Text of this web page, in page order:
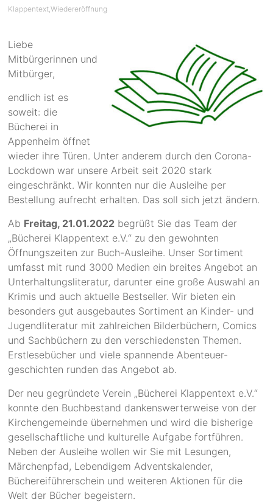
Klappentext ,Wiedereröffnung
Liebe
Mitbürgerinnen und
Mitbürger,
endlich ist es
soweit: die
Bücherei in
Appenheim öffnet
wieder ihre Türen. Unter anderem durch den Corona-
Lockdown war unsere Arbeit seit 2020 stark
eingeschränkt. Wir konnten nur die Ausleihe per
Bestellung aufrecht erhalten. Das soll sich jetzt ändern.
Ab Freitag, 21.01.2022 begrüßt Sie das Team der
„Bücherei Klappentext e.V.“ zu den gewohnten
Öffnungszeiten zur Buch-Ausleihe. Unser Sortiment
umfasst mit rund 3000 Medien ein breites Angebot an
Unterhaltungsliteratur, darunter eine große Auswahl an
Krimis und auch aktuelle Bestseller. Wir bieten ein
besonders gut ausgebautes Sortiment an Kinder- und
Jugendliteratur mit zahlreichen Bilderbüchern, Comics
und Sachbüchern zu den verschiedensten Themen.
Erstlesebücher und viele spannende Abenteuer-
geschichten runden das Angebot ab.
Der neu gegründete Verein „Bücherei Klappentext e.V.“
konnte den Buchbestand dankenswerterweise von der
Kirchengemeinde übernehmen und wird die bisherige
gesellschaftliche und kulturelle Aufgabe fortführen.
Neben der Ausleihe wollen wir Sie mit Lesungen,
Märchenpfad, Lebendigem Adventskalender,
Büchereiführerschein und weiteren Aktionen für die
Welt der Bücher begeistern.